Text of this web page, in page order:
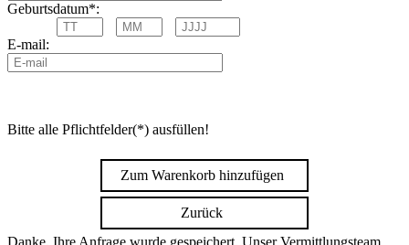
Geburtsdatum*:
E-mail:
Bitte alle Pflichtfelder(*) ausfüllen!
Zum Warenkorb hinzufügen
Zurück
Danke, Ihre Anfrage wurde gespeichert. Unser Vermittlungsteam